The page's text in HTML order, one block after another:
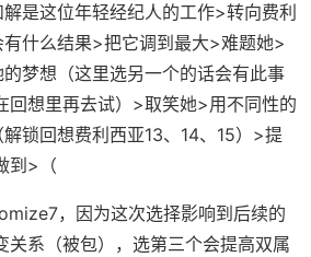
是这位年轻经纪人的工作>转向费利
什么结果>把它调到最大>难题她>
梦想（这里选另一个的话会有此事
回想里再去试）>取笑她>用不同性的
解锁回想费利西亚13、14、15）>提
到>（
，因为这次选择影响到后续的
关系（被包），选第三个会提高双属